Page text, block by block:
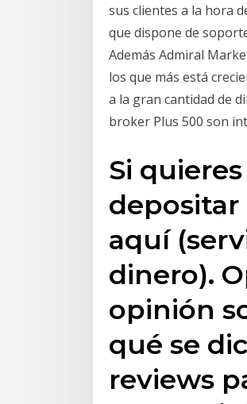
sus clientes a la hora
que dispone de
Además Admiral
los que más está
a la gran cantidad de
broker Plus 500 son
Si
depositar
aquí
dinero).
opinión
qué se
reviews